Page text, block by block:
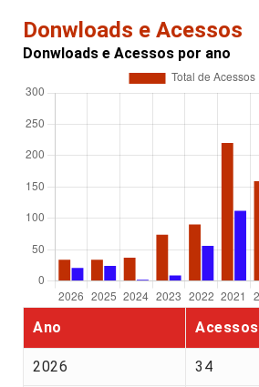
Donwloads e Acessos
Donwloads e Acessos por ano
Ano Acessos
2026 34